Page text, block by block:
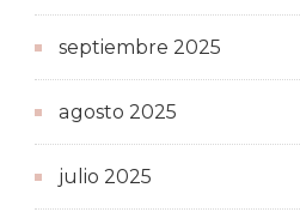
septiembre 2025
agosto 2025
julio 2025